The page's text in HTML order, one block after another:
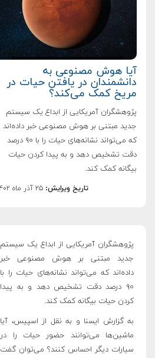
آیا هوش مصنوعی به
دانشمندان در یافتن حیات در
مریخ کمک می‌کند؟
پژوهشگران آمریکایی از ابداع یک سیستم
جدید مبتنی بر هوش مصنوعی خبر داده‌اند
که می‌تواند نشانه‌های حیات را با ۹۰ درصد
دقت تشخیص دهد و به پیدا کردن حیات
بیگانه کمک کند.
تاریخ ویرایش: ۲۵ آذر ماه ۱۴۰۲
پژوهشگران آمریکایی از ابداع یک سیستم
جدید مبتنی بر هوش مصنوعی خبر
داده‌اند که می‌تواند نشانه‌های حیات را با
۹۰ درصد دقت تشخیص دهد و به پیدا
کردن حیات بیگانه کمک کند.
به گزارش ایسنا و به نقل از اسپیس، آیا
ماشین‌ها می‌توانند حضور حیات را در
سیارات دیگر احساس کنند؟ می‌توان گفت